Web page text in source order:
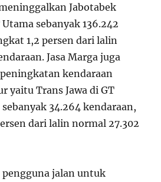
Jabotabek
sebanyak 136.242
1,2 persen dari lalin
Jasa Marga juga
kendaraan
yaitu Trans Jawa di GT
34.264 kendaraan,
dari lalin normal 27.302
jalan untuk